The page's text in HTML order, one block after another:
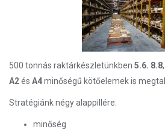
500 tonnás raktárkészletünkben 5.6. 8.8
A2és A4minőségű kötőelemek is
Stratégiánk négy alappillére:
minőség